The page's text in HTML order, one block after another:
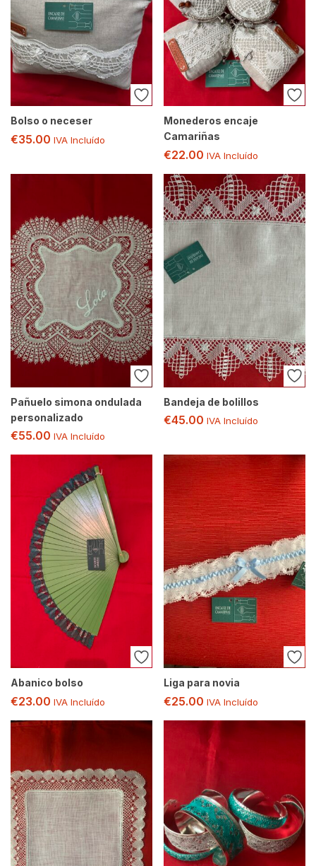
Bolso o neceser
€35.00 IVA Incluído
Monederos encaje
Camariñas
€22.00 IVA Incluído
Pañuelo simona ondulada
personalizado
€55.00 IVA Incluído
Bandeja de bolillos
€45.00 IVA Incluído
Abanico bolso
€23.00 IVA Incluído
Liga para novia
€25.00 IVA Incluído